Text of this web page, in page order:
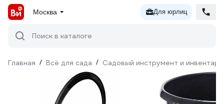
Москва Для юрлиц
Поиск в каталоге
Главная / Всё для сада / Садовый инструмент и инвентарь